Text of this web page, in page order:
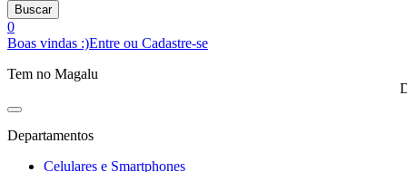
Buscar
0
Boas vindas :)Entre ou Cadastre-se
Tem no Magalu
Departamentos
Celulares e Smartphones